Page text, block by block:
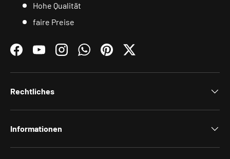
Hohe Qualität
faire Preise
FacebookYouTubeInstagramWhatsAppPinterestTwitter
Rechtliches
Informationen